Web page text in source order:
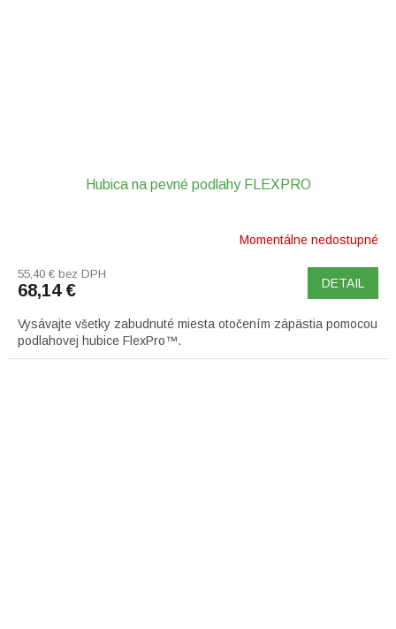
Hubica na pevné podlahy FLEXPRO
Momentálne nedostupné
55,40 € bez DPH
68,14 € DETAIL
Vysávajte všetky zabudnuté miesta otočením zápästia pomocou
podlahovej hubice FlexPro™.